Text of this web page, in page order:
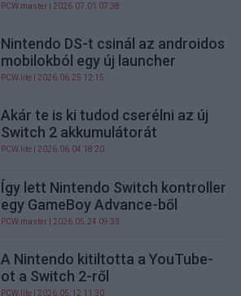
PCW.master | 2026.07.01 07:38
Nintendo DS-t csinál az androidos
mobilokból egy új launcher
PCW.lite | 2026.06.25 12:15
Akár te is ki tudod cserélni az új
Switch 2 akkumulátorát
PCW.lite | 2026.06.04 18:20
Így lett Nintendo Switch kontroller
egy GameBoy Advance-ből
PCW.master | 2026.05.24 09:33
A Nintendo kitiltotta a YouTube-
ot a Switch 2-ről
PCW.lite | 2026.05.12 11:30